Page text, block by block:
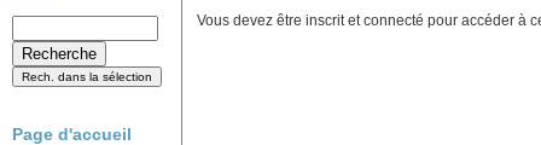
Page d'accueil
Vous devez être inscrit et connecté pour accéder à